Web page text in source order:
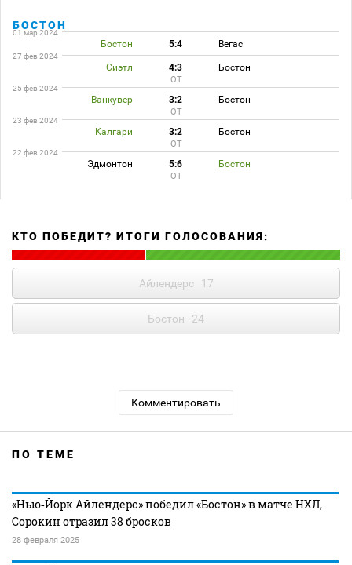
БОСТОН
01 мар 2024
Бостон 5:4 Вегас
27 фев 2024
Сиэтл 4:3 Бостон
ОТ
25 фев 2024
Ванкувер 3:2 Бостон
ОТ
23 фев 2024
Калгари 3:2 Бостон
ОТ
22 фев 2024
Эдмонтон 5:6 Бостон
ОТ
КТО ПОБЕДИТ? ИТОГИ ГОЛОСОВАНИЯ:
Айлендерс 17
Бостон 24
Комментировать
ПО ТЕМЕ
«Нью‑Йорк Айлендерс» победил «Бостон» в матче НХЛ,
Сорокин отразил 38 бросков
28 февраля 2025